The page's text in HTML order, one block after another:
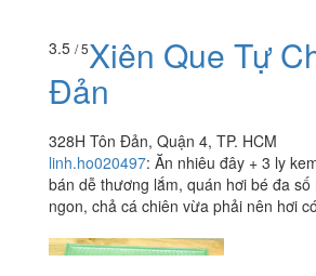
3.5 / 5Xiên Que Tự
Đản
328H Tôn Đản, Quận 4, TP. HCM
linh.ho020497: Ăn nhiêu đây + 3 ly
bán dễ thương lắm, quán hơi bé đa số
ngon, chả cá chiên vừa phải nên hơi